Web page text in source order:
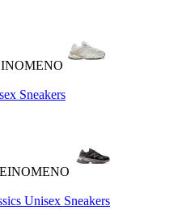
Sneakers
Unisex Sneakers